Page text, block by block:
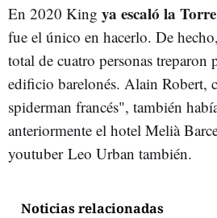
En 2020 King ya escaló la
fue el único en hacerlo. De
total de cuatro personas treparon
edificio barelonés. Alain Robert,
spiderman francés", también
anteriormente el hotel Melià
youtuber Leo Urban también.
Noticias relacionadas